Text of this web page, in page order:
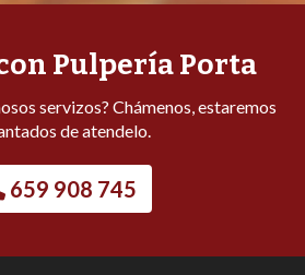
Pulpería Porta
servizos? Chámenos, estaremos
de atendelo.
659 908 745